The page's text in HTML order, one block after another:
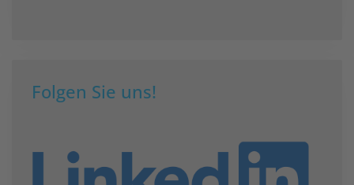
Folgen Sie uns!